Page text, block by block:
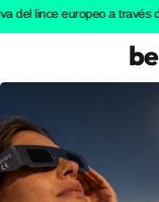
Gastronomía
europeo a través del